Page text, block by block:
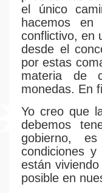
el único
hacemos
conflictivo, en
desde el
por estas
materia de
monedas. En
Yo creo que
debemos
gobierno,
condiciones
están
posible en